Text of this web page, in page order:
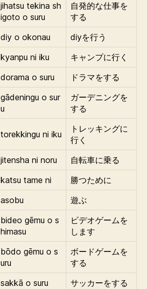
jihatsu tekina sh
igoto o suru
自発的な仕事を
する
diy o okonau
diyを行う
kyanpu ni iku
キャンプに行く
dorama o suru
ドラマをする
gādeningu o sur
u
ガーデニングを
する
torekkingu ni iku
トレッキングに
行く
jitensha ni noru
自転車に乗る
katsu tame ni
勝つために
asobu
遊ぶ
bideo gēmu o s
himasu
ビデオゲームを
します
bōdo gēmu o s
uru
ボードゲームを
する
sakkā o suru
サッカーをする